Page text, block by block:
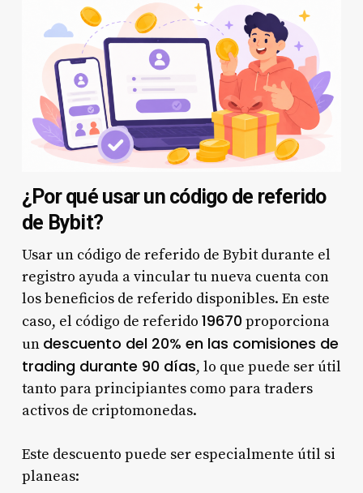
¿Por qué usar un código de referido
de Bybit?
Usar un código de referido de Bybit durante el
registro ayuda a vincular tu nueva cuenta con
los beneficios de referido disponibles. En este
caso, el código de referido 19670 proporciona
un descuento del 20% en las comisiones de
trading durante 90 días, lo que puede ser útil
tanto para principiantes como para traders
activos de criptomonedas.
Este descuento puede ser especialmente útil si
planeas: